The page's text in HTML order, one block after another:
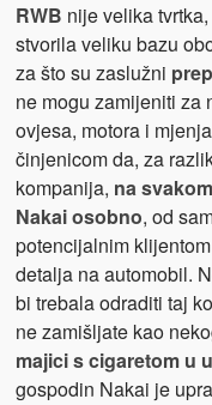
RWB nije velika
stvorila veliku bazu
za što su zaslužni
ne mogu zamijeniti za
ovjesa, motora i
činjenicom da, za
kompanija, na
Nakai osobno, od
potencijalnim
detalja na automobil.
bi trebala odraditi taj
ne zamišljate kao
majici s cigaretom u
gospodin Nakai je